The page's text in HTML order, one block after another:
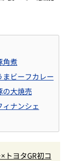
角煮
まビーフカレー
の大焼売
ィナンシェ
トヨタGR初コ